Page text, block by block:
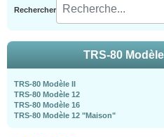
Rechercher
TRS-80
TRS-80 Modèle II
TRS-80 Modèle 12
TRS-80 Modèle 16
TRS-80 Modèle 12 "Maison"